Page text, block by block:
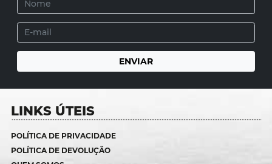
LINKS ÚTEIS
POLÍTICA DE PRIVACIDADE
POLÍTICA DE DEVOLUÇÃO